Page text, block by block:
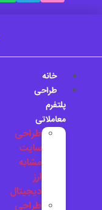
خانه
طراحی
پلتفرم
معاملاتی
طراحی
سایت
مشابه
ارز
دیجیتال
طراحی